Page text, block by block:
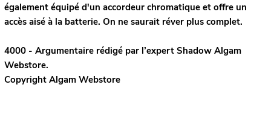
également équipé d'un accordeur chromatique et offre un
accès aisé à la batterie. On ne saurait réver plus complet.
4000 - Argumentaire rédigé par l’expert ShadowAlgam
Webstore.
Copyright Algam Webstore